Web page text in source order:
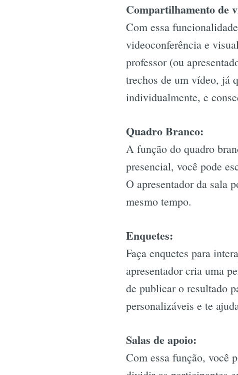
Compartilhamento de
Com essa
videoconferência e
professor (ou
trechos de um vídeo, já
individualmente, e
Quadro Branco:
A função do quadro
presencial, você pode
O apresentador da sala
mesmo tempo.
Enquetes:
Faça enquetes para
apresentador cria uma
de publicar o resultado
personalizáveis e te
Salas de apoio:
Com essa função, você